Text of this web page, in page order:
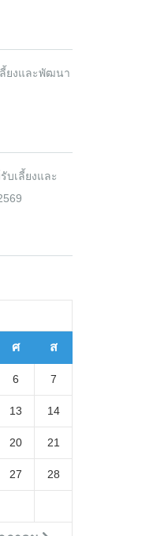
ยงและพัฒนา
บเลี้ยงและ
ศ ส
6 7
13 14
20 21
27 28